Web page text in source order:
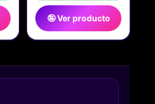
🤪 Ver producto